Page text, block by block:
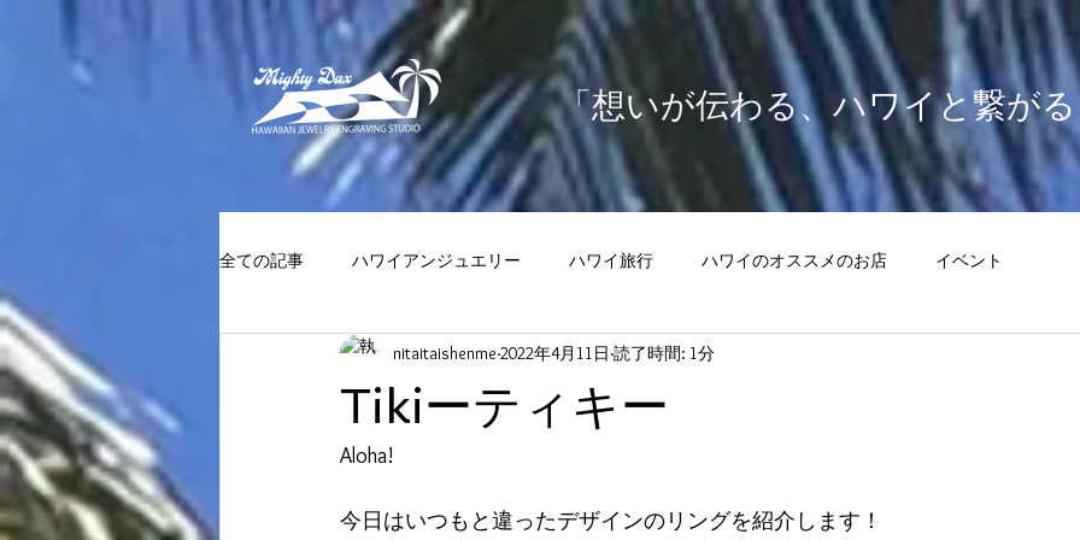
「想いが伝わる、ハワイと繋が
全ての記事 ハワイアンジュエリー ハワイ旅行 ハワイのオススメのお店 イベント
Tikiーティキー
nitaitaishenme 2022年4月11日 読了時間: 1分
Aloha!
今日はいつもと違ったデザインのリングを紹介します！